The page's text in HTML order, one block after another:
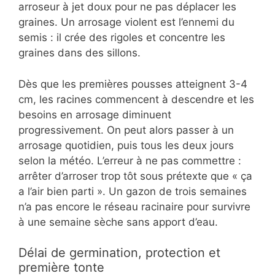
arroseur à jet doux pour ne pas déplacer les
graines. Un arrosage violent est l’ennemi du
semis : il crée des rigoles et concentre les
graines dans des sillons.
Dès que les premières pousses atteignent 3-4
cm, les racines commencent à descendre et les
besoins en arrosage diminuent
progressivement. On peut alors passer à un
arrosage quotidien, puis tous les deux jours
selon la météo. L’erreur à ne pas commettre :
arrêter d’arroser trop tôt sous prétexte que « ça
a l’air bien parti ». Un gazon de trois semaines
n’a pas encore le réseau racinaire pour survivre
à une semaine sèche sans apport d’eau.
Délai de germination, protection et
première tonte